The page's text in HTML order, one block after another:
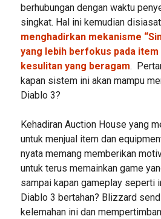
berhubungan dengan waktu
singkat. Hal ini kemudian
menghadirkan mekanisme
yang lebih berfokus pada
kesulitan yang beragam.
kapan sistem ini akan mampu
Diablo 3?
Kehadiran Auction House yang
untuk menjual item dan
nyata memang memberikan
untuk terus memainkan game
sampai kapan gameplay seperti
Diablo 3 bertahan? Blizzard
kelemahan ini dan